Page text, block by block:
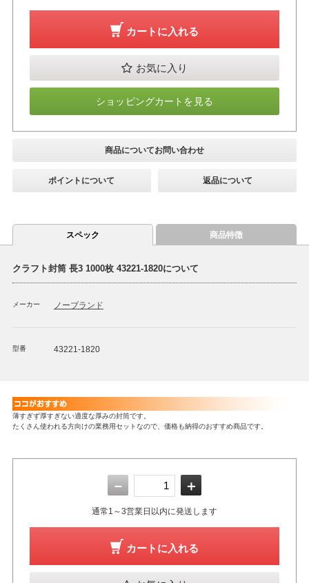
カートに入れる
お気に入り
ショッピングカートを見る
商品についてお問い合わせ
ポイントについて 返品について
スペック 商品特徴
クラフト封筒 長3 1000枚 43221-1820について
メーカー ノーブランド
型番 43221-1820
薄すぎず厚すぎない適度な厚みの封筒です。
たくさん使われる方向けの業務用セットなので、価格も納得のおすすめ商品です。
－ ＋
通常1～3営業日以内に発送します
カートに入れる